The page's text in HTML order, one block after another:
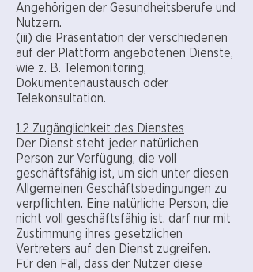
Angehörigen der Gesundheitsberufe und
Nutzern.
(iii) die Präsentation der verschiedenen
auf der Plattform angebotenen Dienste,
wie z. B. Telemonitoring,
Dokumentenaustausch oder
Telekonsultation.
1.2 Zugänglichkeit des Dienstes
Der Dienst steht jeder natürlichen
Person zur Verfügung, die voll
geschäftsfähig ist, um sich unter diesen
Allgemeinen Geschäftsbedingungen zu
verpflichten. Eine natürliche Person, die
nicht voll geschäftsfähig ist, darf nur mit
Zustimmung ihres gesetzlichen
Vertreters auf den Dienst zugreifen.
Für den Fall, dass der Nutzer diese